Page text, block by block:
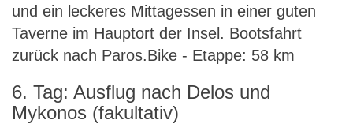
und ein leckeres Mittagessen in einer guten
Taverne im Hauptort der Insel. Bootsfahrt
zurück nach Paros.Bike - Etappe: 58 km
6. Tag: Ausflug nach Delos und
Mykonos (fakultativ)